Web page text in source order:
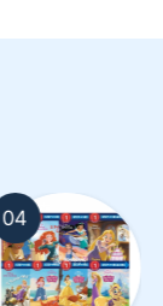
05